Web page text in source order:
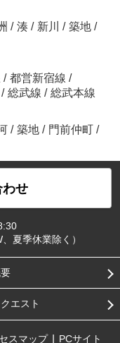
/ 湊 / 新川 / 築地 /
/ 都営新宿線 /
/ 総武線 / 総武本線
/ 築地 / 門前仲町 /
わせ
夏季休業除く）
エスト
スマップ PCサイト